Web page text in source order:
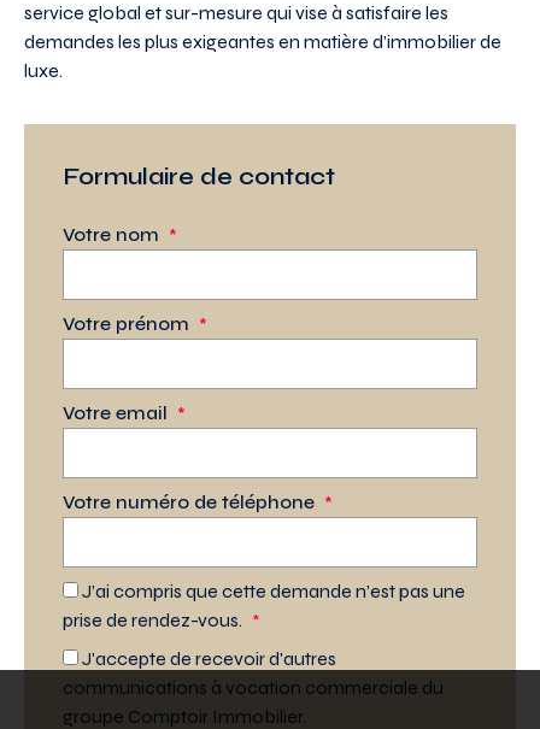
service global et sur-mesure qui vise à satisfaire les
demandes les plus exigeantes en matière d’immobilier de
luxe.
Formulaire de contact
Votre nom *
Votre prénom *
Votre email *
Votre numéro de téléphone *
J’ai compris que cette demande n’est pas une
prise de rendez-vous. *
J'accepte de recevoir d'autres
communications à vocation commerciale du
groupe Comptoir Immobilier.